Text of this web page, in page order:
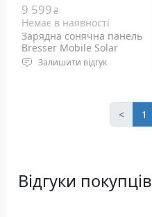
9 599₴
Немає в наявності
Зарядна сонячна панель
Bresser Mobile Solar
Charger 60 Watt (3810050)
Залишити відгук
< 1
Відгуки покупців